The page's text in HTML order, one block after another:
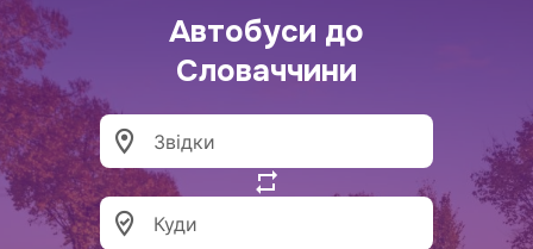
Автобуси до
Словаччини